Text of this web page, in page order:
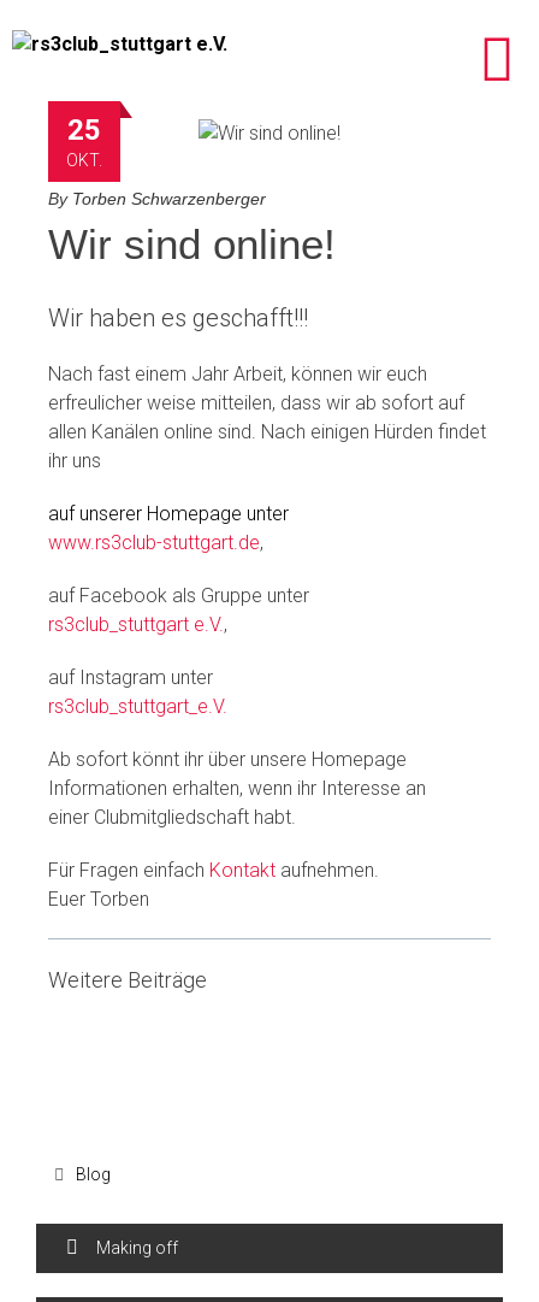
25
OKT.
By Torben Schwarzenberger
Wir sind online!
Wir haben es geschafft!!!
Nach fast einem Jahr Arbeit, können wir euch
erfreulicher weise mitteilen, dass wir ab sofort auf
allen Kanälen online sind. Nach einigen Hürden findet
ihr uns
auf unserer Homepage unter
www.rs3club-stuttgart.de,
auf Facebook als Gruppe unter
rs3club_stuttgart e.V.,
auf Instagram unter
rs3club_stuttgart_e.V.
Ab sofort könnt ihr über unsere Homepage
Informationen erhalten, wenn ihr Interesse an
einer Clubmitgliedschaft habt.
Für Fragen einfach Kontakt aufnehmen.
Euer Torben
Weitere Beiträge
Blog
Making off